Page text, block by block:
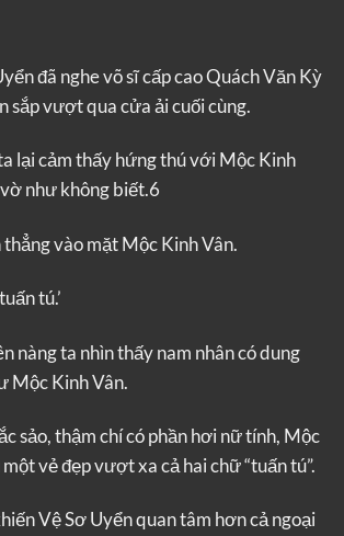
đã nghe võ sĩ cấp cao Quách Văn Kỳ
sắp vượt qua cửa ải cuối cùng.
lại cảm thấy hứng thú với Mộc Kinh
như không biết.6
vào mặt Mộc Kinh Vân.
tú.’
nàng ta nhìn thấy nam nhân có dung
Mộc Kinh Vân.
sảo, thậm chí có phần hơi nữ tính, Mộc
vẻ đẹp vượt xa cả hai chữ “tuấn tú”.
Vệ Sơ Uyển quan tâm hơn cả ngoại